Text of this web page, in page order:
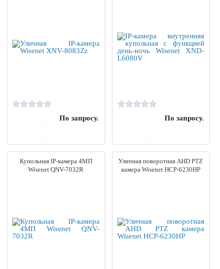
По запросу.
По запросу.
Купольная IP-камера 4МП
Wisenet QNV-7032R
Уличная поворотная AHD PTZ
камера Wisenet HCP-6230HP